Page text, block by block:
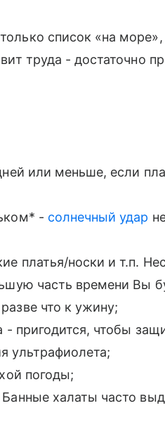
список «на море»,
труда - достаточно
или меньше, если
- солнечный удар
платья/носки и т.п.
часть времени Вы
что к ужину;
- пригодится, чтобы
ультрафиолета;
погоды;
халаты часто